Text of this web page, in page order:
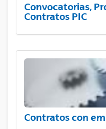
Convocatorias,
Contratos PIC
Contratos con